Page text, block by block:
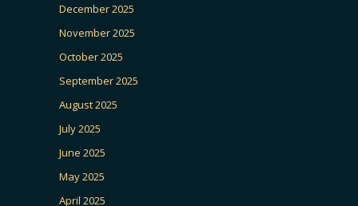
December 2025
November 2025
October 2025
September 2025
August 2025
July 2025
June 2025
May 2025
April 2025